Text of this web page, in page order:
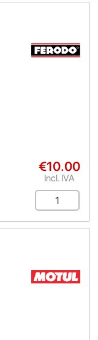
€10.00
Incl. IVA